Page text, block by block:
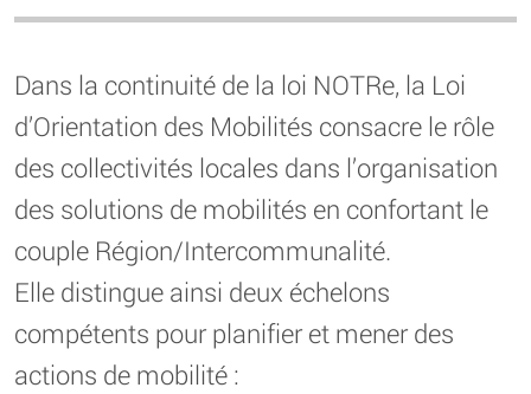
Dans la continuité de la loi NOTRe, la Loi
d’Orientation des Mobilités consacre le rôle
des collectivités locales dans l’organisation
des solutions de mobilités en confortant le
couple Région/Intercommunalité.
Elle distingue ainsi deux échelons
compétents pour planifier et mener des
actions de mobilité :